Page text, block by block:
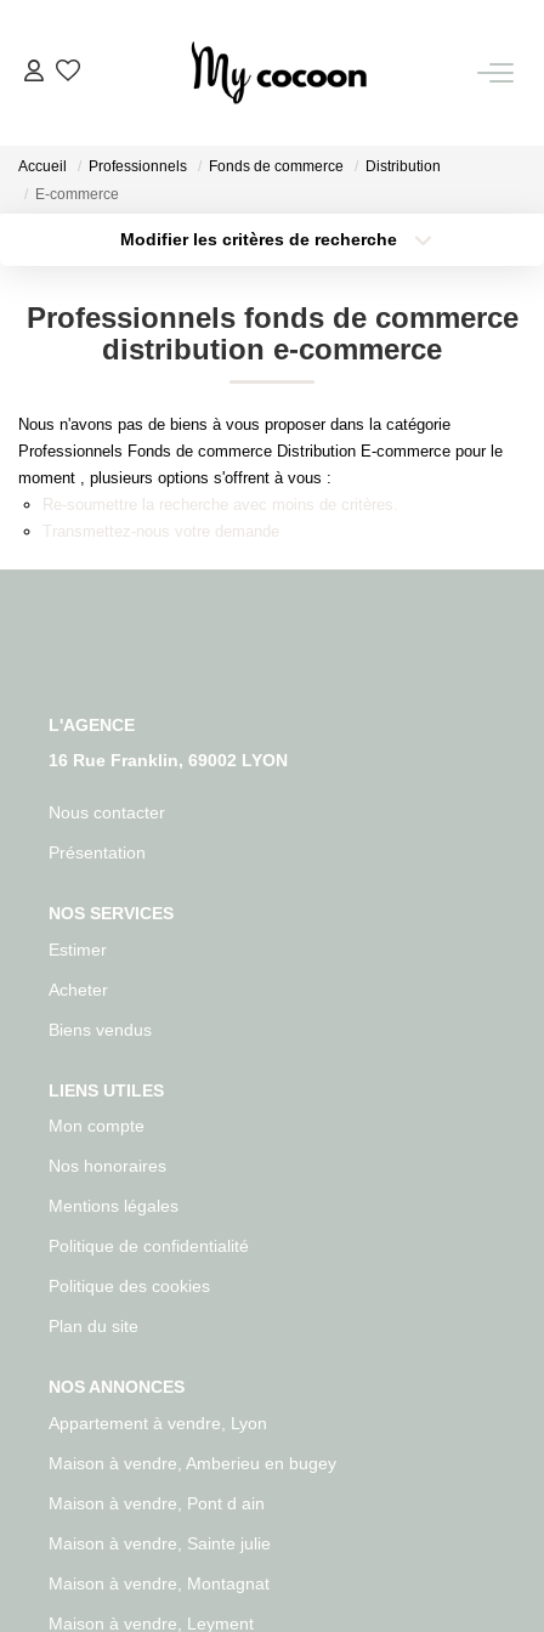
NOS PRESTATIONS
CHASSE IMMOBILIÈRE
NOTRE AGENCE
Accueil Professionnels Fonds de commerce
Distribution
E-commerce
Modifier les critères de recherche
Surface min
Professionnels fonds de commerce
distribution e-commerce
Nous n'avons pas de biens à vous proposer dans la catégorie
Professionnels Fonds de commerce Distribution E-commerce pour le
moment , plusieurs options s'offrent à vous :
Re-soumettre la recherche avec moins de critères.
Transmettez-nous votre demande
L'AGENCE
16 Rue Franklin, 69002 LYON
Nous contacter
Présentation
NOS SERVICES
Estimer
Acheter
Biens vendus
LIENS UTILES
Mon compte
Nos honoraires
Mentions légales
Politique de confidentialité
Politique des cookies
Plan du site
NOS ANNONCES
Appartement à vendre, Lyon
Maison à vendre, Amberieu en bugey
Maison à vendre, Pont d ain
Maison à vendre, Sainte julie
Maison à vendre, Montagnat
Maison à vendre, Leyment